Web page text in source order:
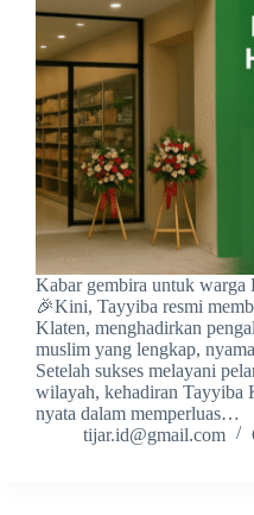
Kabar gembira untuk warga
🎉Kini, Tayyiba resmi
Klaten, menghadirkan
muslim yang lengkap,
Setelah sukses melayani
wilayah, kehadiran Tayyiba
nyata dalam memperluas…
tijar.id@gmail.com